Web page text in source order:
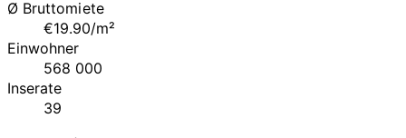
Ø Bruttomiete
€19.90/m²
Einwohner
568 000
Inserate
39